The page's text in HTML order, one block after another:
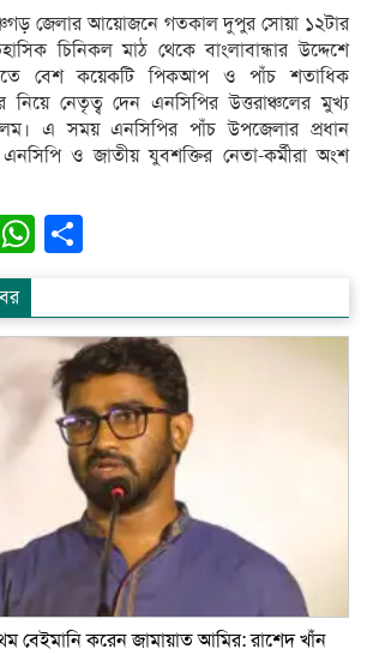
জেলার আয়োজনে গতকাল দুপুর সোয়া ১২টার
চিনিকল মাঠ থেকে বাংলাবান্ধার উদ্দেশে
বেশ কয়েকটি পিকআপ ও পাঁচ শতাধিক
নেতৃত্ব দেন এনসিপির উত্তরাঞ্চলের মুখ্য
এ সময় এনসিপির পাঁচ উপজেলার প্রধান
এনসিপি ও জাতীয় যুবশক্তির নেতা-কর্মীরা অংশ
WhatsApp
বেইমানি করেন জামায়াত আমির: রাশেদ খাঁন